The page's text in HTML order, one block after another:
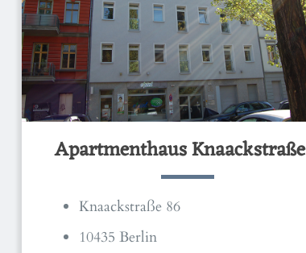
Apartmenthaus Knaackstraße
Knaackstraße 86
10435 Berlin